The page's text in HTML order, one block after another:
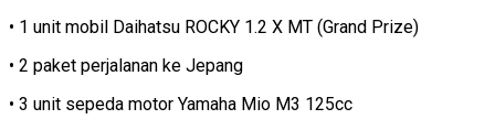
• 1 unit mobil Daihatsu ROCKY 1.2 X MT (Grand Prize)
• 2 paket perjalanan ke Jepang
• 3 unit sepeda motor Yamaha Mio M3 125cc